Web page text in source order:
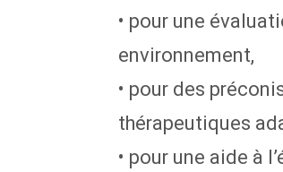
• pour une
environnement,
• pour des
thérapeutiques
• pour une aide à